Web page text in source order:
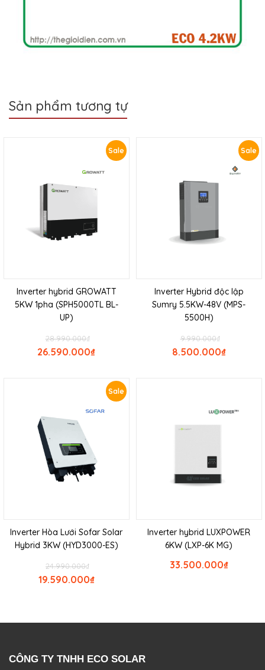
Sản phẩm tương tự
Sale
Inverter hybrid GROWATT
5KW 1pha (SPH5000TL BL-
UP)
₫
28.990.000
₫
26.590.000
Sale
Inverter Hybrid độc lập
Sumry 5.5KW-48V (MPS-
5500H)
₫
9.990.000
₫
8.500.000
Sale
Inverter Hòa Lưới Sofar Solar
Hybrid 3KW (HYD3000-ES)
₫
24.990.000
₫
19.590.000
Inverter hybrid LUXPOWER
6KW (LXP-6K MG)
₫
33.500.000
CÔNG TY TNHH ECO SOLAR